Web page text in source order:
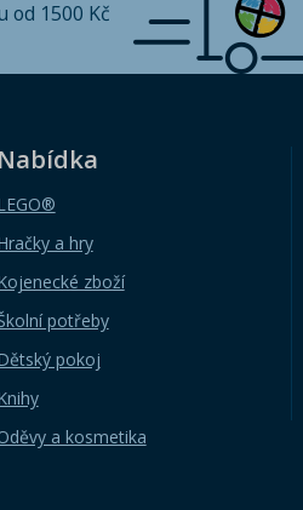
1500 Kč
Nabídka
a hry
zboží
potřeby
pokoj
a kosmetika